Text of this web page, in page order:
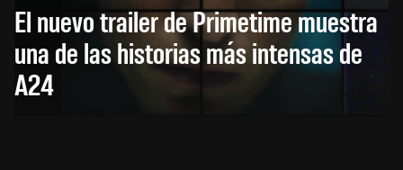
El nuevo trailer de Primetime muestra
una de las historias más intensas de
A24